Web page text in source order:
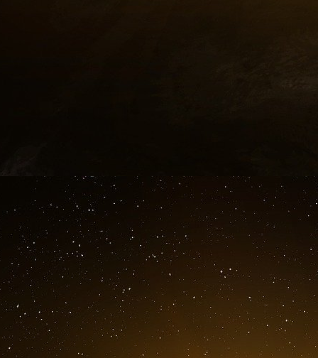
conçu pour nous tenir dans une
plus grande, nous privant de tout pouvoir sur
Au fil des pages, ce livre éclairera les
création des paradis fiscaux aux fonds de
comme instruments économiques à la
Nous ne nous contenterons pas de retracer
vous inviterons à une réflexion plus profonde
sur les véritables forces qui régissent
À travers les biographies des grands